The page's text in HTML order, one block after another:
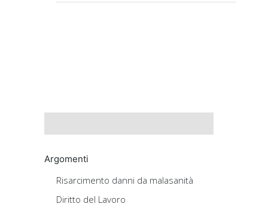
Argomenti
Risarcimento danni da malasanità
Diritto del Lavoro